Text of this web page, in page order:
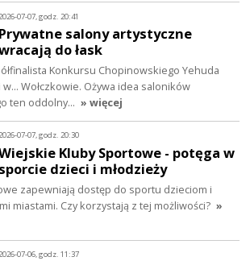
07-07, godz. 20:41
Prywatne salony artystyczne
do łask
Konkursu Chopinowskiego Yehuda
Wołczkowie. Ożywa idea saloników
ten oddolny… » więcej
07-07, godz. 20:30
Kluby Sportowe - potęga w
sporcie dzieci i młodzieży
zapewniają dostęp do sportu dzieciom i
miastami. Czy korzystają z tej możliwości? »
07-06, godz. 11:37